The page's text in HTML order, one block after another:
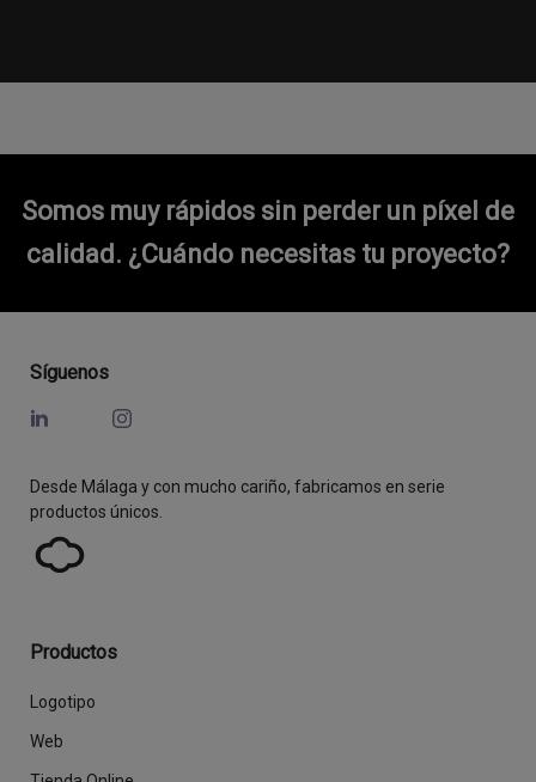
Somos muy rápidos sin perder un píxel de
calidad. ¿Cuándo necesitas tu proyecto?
Síguenos
Desde Málaga y con mucho cariño, fabricamos en serie
productos únicos.
Productos
Logotipo
Web